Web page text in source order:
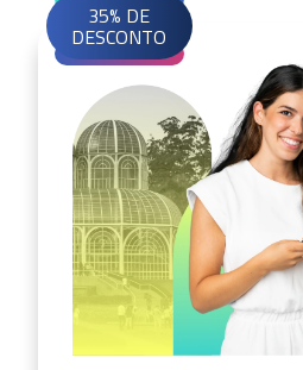
35% DE
DESCONTO